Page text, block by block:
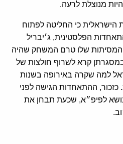
מנוצלת לרעה.
כי החליטה לפתוח
הפלסטינית, ג׳יבריל
המסיתות שלו טרם המשחק שהיה
קרא לשרוף חולצות של
למה שקרה באירופה בשנות
ההתאחדות הגישה לפני
לפיפ״א, שכעת תבחן את